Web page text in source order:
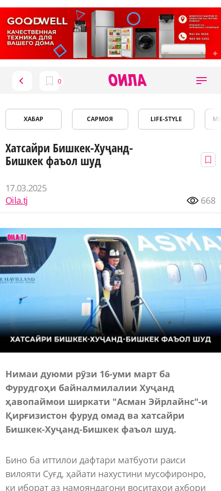
ХАБАР САРМОЯ LIFE-STYLE
Хатсайри Бишкек-Хуҷанд-
Бишкек фаъол шуд
17.03.2025
Oila.tj
668
Нимаи дуюми рӯзи 16-уми март ба
Фурудгоҳи байналмилалии Хуҷанд
ҳавопаймои ширкати "Асман Эйрлайнс"-и
Қирғизистон фуруд омад ва хатсайри
Бишкек-Хуҷанд-Бишкек фаъол шуд.
Бино ба иттилои дафтари матбуоти раиси
вилояти Суғд, ҳайати нахустини мусофиронро,
ки иборат аз намояндагони воситаҳои ахбори